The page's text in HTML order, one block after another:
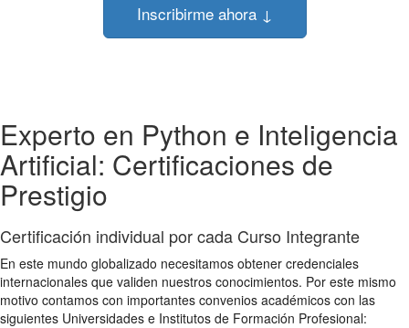
Inscribirme ahora ↓
Experto en Python e Inteligencia
Artificial: Certificaciones de
Prestigio
Certificación individual por cada Curso Integrante
En este mundo globalizado necesitamos obtener credenciales
internacionales que validen nuestros conocimientos. Por este mismo
motivo contamos con importantes convenios académicos con las
siguientes Universidades e Institutos de Formación Profesional: